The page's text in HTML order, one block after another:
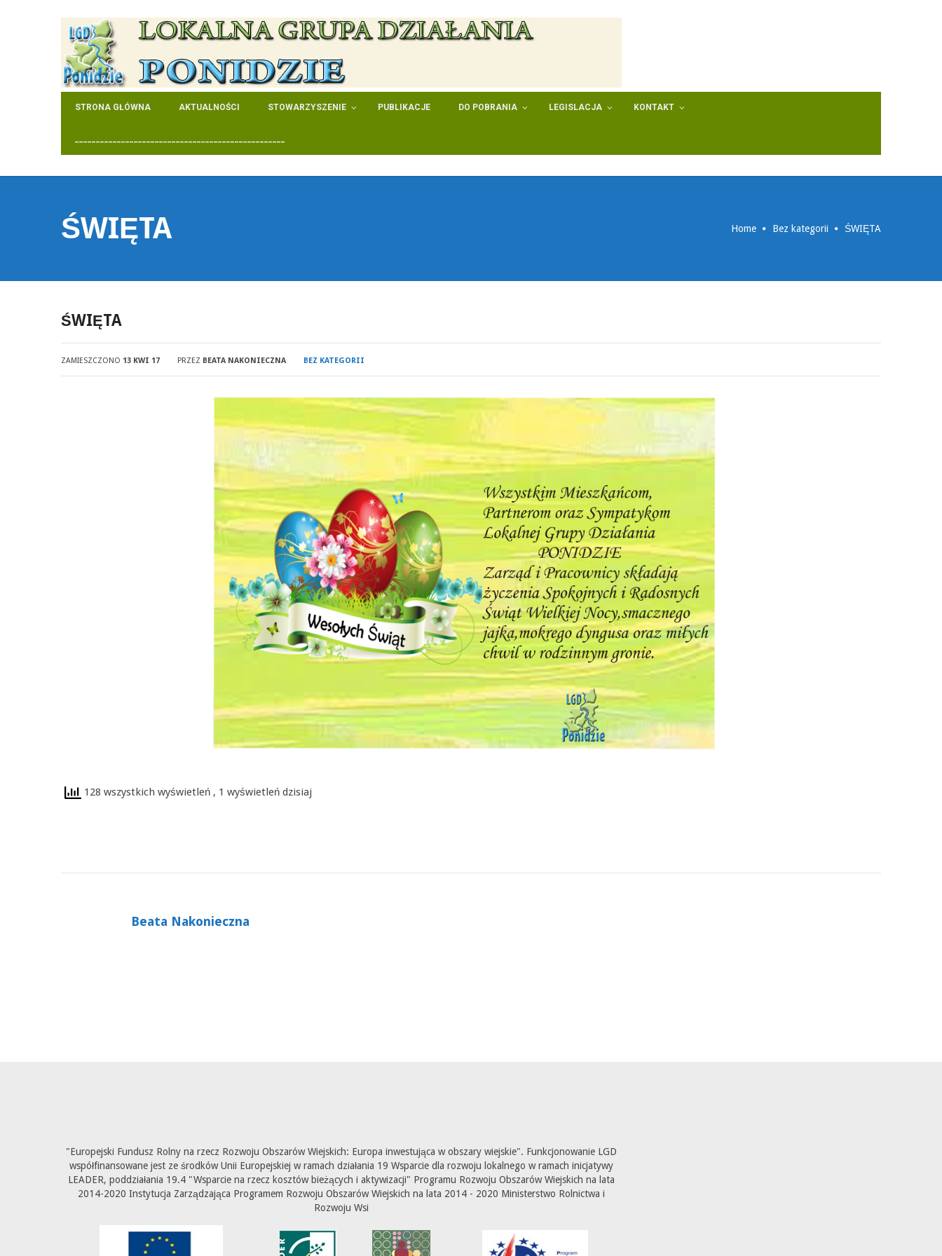
STRONA GŁÓWNA AKTUALNOŚCI STOWARZYSZENIE PUBLIKACJE DO POBRANIA LEGISLACJA KONTAKT
__________________________________________________
ŚWIĘTA Home Bez kategorii ŚWIĘTA
ŚWIĘTA
ZAMIESZCZONO 13 KWI 17 PRZEZ BEATA NAKONIECZNA BEZ KATEGORII
128 wszystkich wyświetleń , 1 wyświetleń dzisiaj
Beata Nakonieczna
"Europejski Fundusz Rolny na rzecz Rozwoju Obszarów Wiejskich: Europa inwestująca w obszary wiejskie". Funkcjonowanie LGD
współfinansowane jest ze środków Unii Europejskiej w ramach działania 19 Wsparcie dla rozwoju lokalnego w ramach inicjatywy
LEADER, poddziałania 19.4 "Wsparcie na rzecz kosztów bieżących i aktywizacji" Programu Rozwoju Obszarów Wiejskich na lata
2014-2020 Instytucja Zarządzająca Programem Rozwoju Obszarów Wiejskich na lata 2014 - 2020 Ministerstwo Rolnictwa i
Rozwoju Wsi